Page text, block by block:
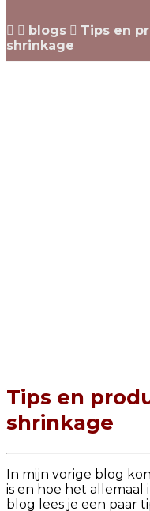
blogs
Tips en
shrinkage
Tips en
shrinkage
In mijn vorige blog
is en hoe het allemaal
blog lees je een paar